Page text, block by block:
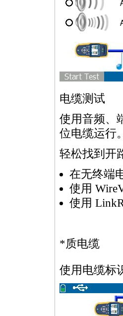
电缆测试
使用音频、
位电缆运行
轻松找到开
在无终端
使用
使用
*质电缆
使用电缆标